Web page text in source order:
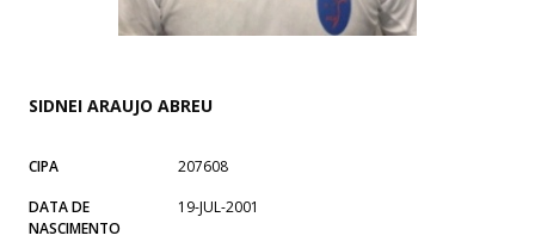
SIDNEI ARAUJO ABREU
CIPA
207608
DATA DE
NASCIMENTO
19-JUL-2001